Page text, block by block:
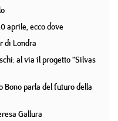
aprile, ecco dove
di Londra
al via il progetto “Silvas
Bono parla del futuro della
Gallura